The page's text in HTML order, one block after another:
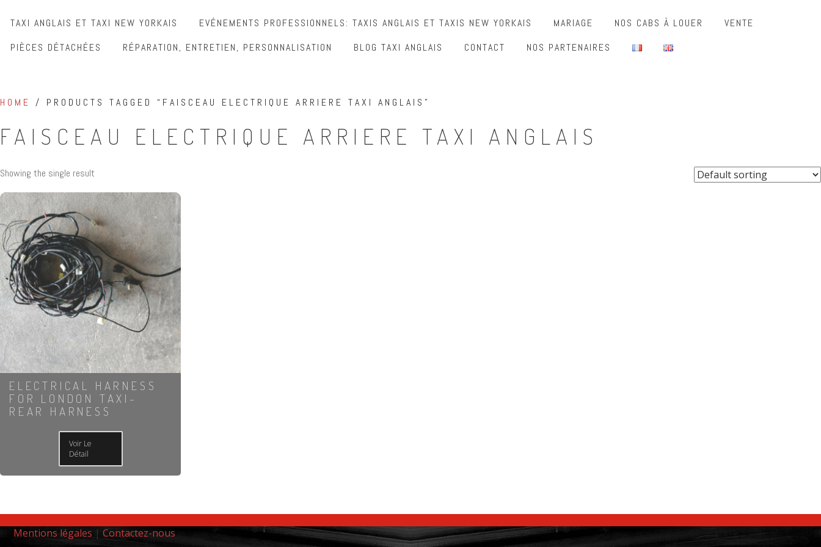
TAXI ANGLAIS ET TAXI NEW YORKAIS EVÉNEMENTS PROFESSIONNELS: TAXIS ANGLAIS ET TAXIS NEW YORKAIS MARIAGE NOS CABS À LOUER
VENTE
PIÈCES DÉTACHÉES
RÉPARATION, ENTRETIEN, PERSONNALISATION BLOG TAXI ANGLAIS CONTACT NOS PARTENAIRES
HOME / PRODUCTS TAGGED “FAISCEAU ELECTRIQUE ARRIERE TAXI ANGLAIS”
FAISCEAU ELECTRIQUE ARRIERE TAXI ANGLAIS
Showing the single result
ELECTRICAL HARNESS
FOR LONDON TAXI-
REAR HARNESS
Voir Le
Détail
Mentions légales | Contactez-nous